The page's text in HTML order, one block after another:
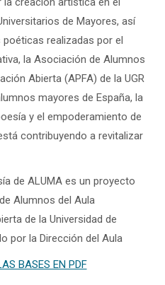
de Mayores, así
realizadas por el
la Asociación de Alumnos
Abierta (APFA) de la UGR
mayores de España, la
y el empoderamiento de
contribuyendo a revitalizar
de ALUMA es un proyecto
Alumnos del Aula
de la Universidad de
por la Dirección del Aula
BASES EN PDF